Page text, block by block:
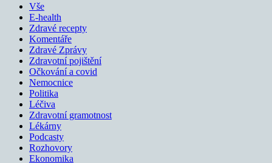
Vše
E-health
Zdravé recepty
Komentáře
Zdravé Zprávy
Zdravotní pojištění
Očkování a covid
Nemocnice
Politika
Léčiva
Zdravotní gramotnost
Lékárny
Podcasty
Rozhovory
Ekonomika